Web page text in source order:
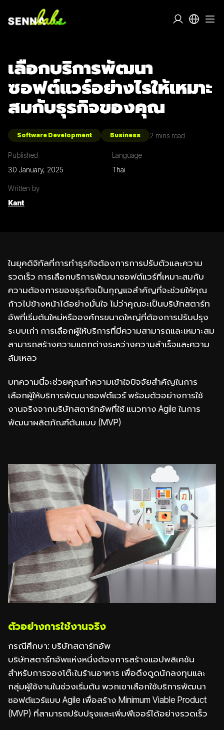
เลือกบริการพัฒนา
ซอฟต์แวร์อย่างไรให้เหมาะ
สมกับธุรกิจของคุณ
Software Development Business 2 mins read
Published
30 January, 2025
Language
Thai
Written by
Kant
ในยุคดิจิทัลที่การทำธุรกิจต้องการการปรับตัวและความ
รวดเร็ว การเลือกบริการพัฒนาซอฟต์แวร์ที่เหมาะสมกับ
ความต้องการของธุรกิจเป็นกุญแจสำคัญที่จะช่วยให้คุณ
ก้าวไปข้างหน้าได้อย่างมั่นใจ ไม่ว่าคุณจะเป็นบริษัทสตาร์ท
อัพที่เริ่มต้นใหม่หรือองค์กรขนาดใหญ่ที่ต้องการปรับปรุง
ระบบเก่า การเลือกผู้ให้บริการที่มีความสามารถและเหมาะสม
สามารถสร้างความแตกต่างระหว่างความสำเร็จและความ
ล้มเหลว
บทความนี้จะช่วยคุณทำความเข้าใจปัจจัยสำคัญในการ
เลือกผู้ให้บริการพัฒนาซอฟต์แวร์ พร้อมตัวอย่างการใช้
งานจริงจากบริษัทสตาร์ทอัพที่ใช้ แนวทาง Agile ในการ
พัฒนาผลิตภัณฑ์ต้นแบบ (MVP)
ตัวอย่างการใช้งานจริง
กรณีศึกษา: บริษัทสตาร์ทอัพ
บริษัทสตาร์ทอัพแห่งหนึ่งต้องการสร้างแอปพลิเคชัน
สำหรับการจองโต๊ะในร้านอาหาร เพื่อดึงดูดนักลงทุนและ
กลุ่มผู้ใช้งานในช่วงเริ่มต้น พวกเขาเลือกใช้บริการพัฒนา
ซอฟต์แวร์แบบ Agile เพื่อสร้าง Minimum Viable Product
(MVP) ที่สามารถปรับปรุงและเพิ่มฟีเจอร์ได้อย่างรวดเร็ว